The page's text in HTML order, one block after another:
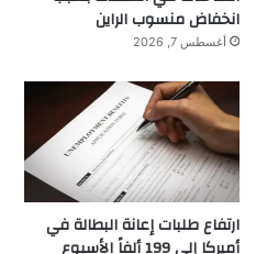
انخفاض منسوب الراين
أغسطس 7, 2026
ارتفاع طلبات إعانة البطالة في